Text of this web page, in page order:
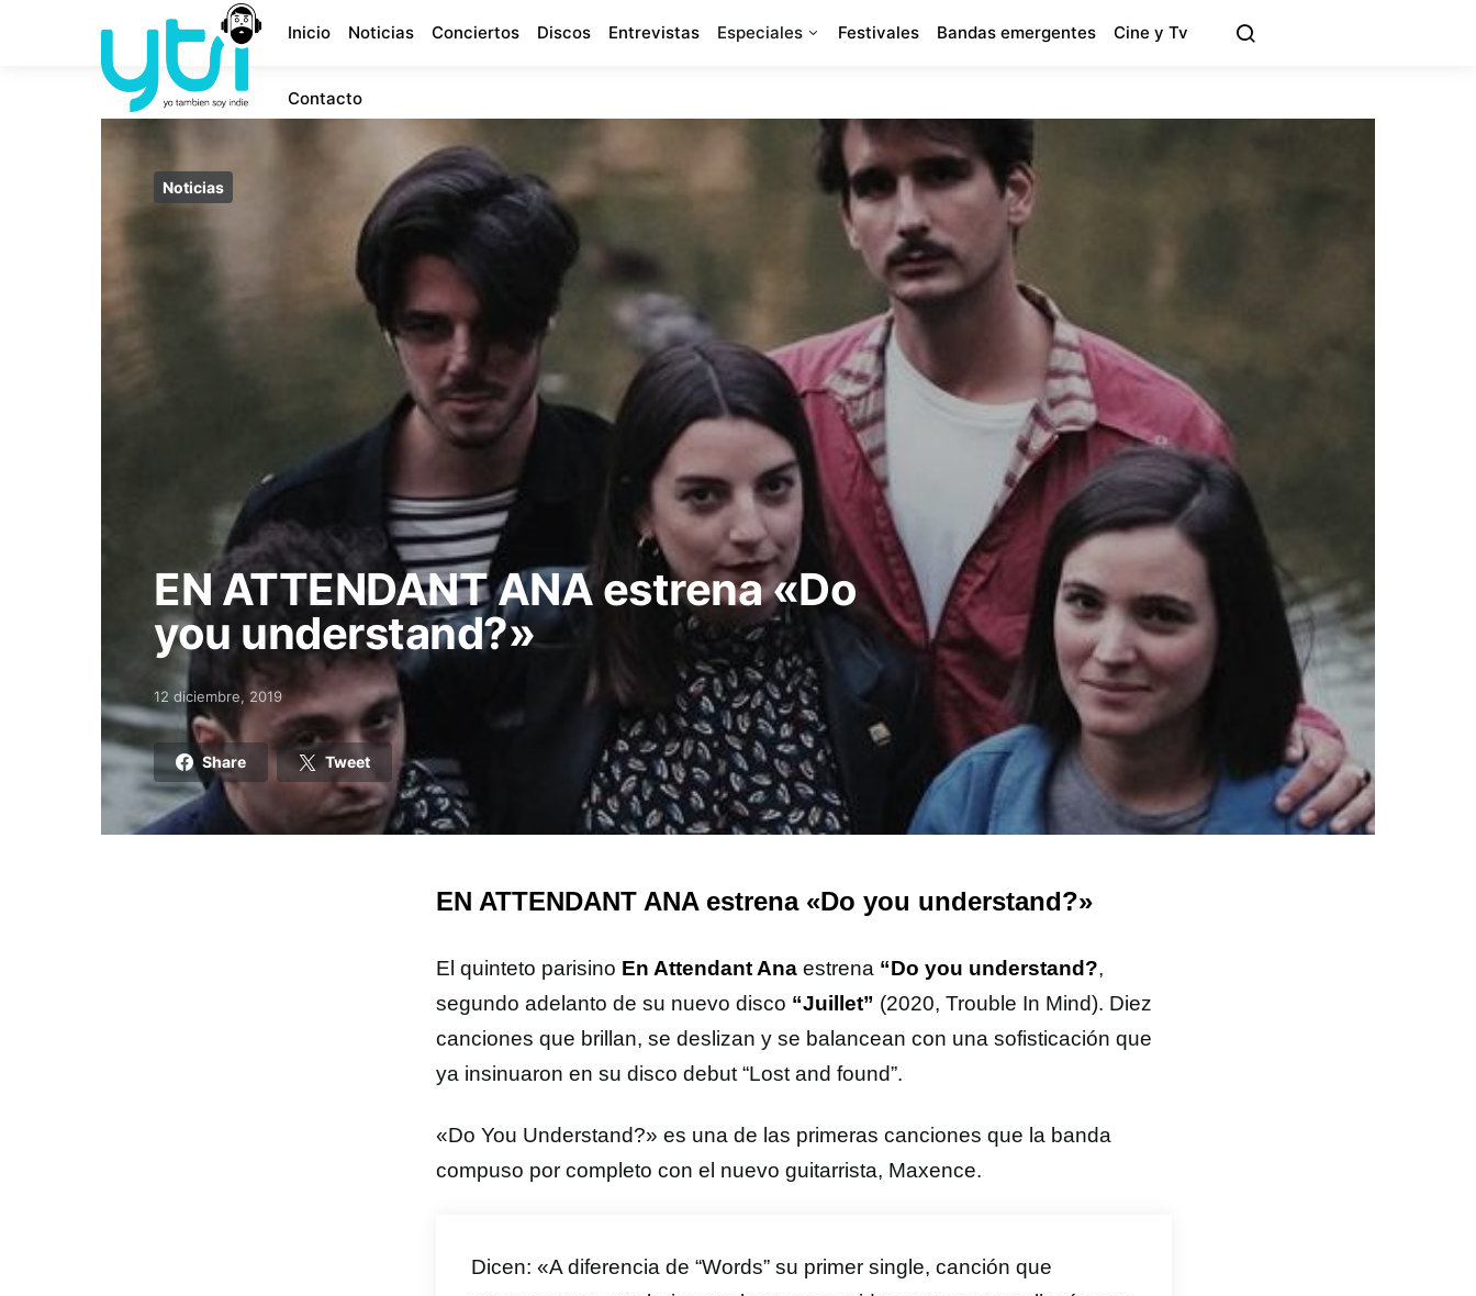
Inicio Noticias Conciertos Discos Entrevistas Especiales Festivales Bandas emergentes Cine y Tv
Contacto
Noticias
EN ATTENDANT ANA estrena «Do
you understand?»
Posted on
12 diciembre, 2019
Share Tweet
EN ATTENDANT ANA estrena «Do you understand?»
El quinteto parisino En Attendant Ana estrena “Do you understand?,
segundo adelanto de su nuevo disco “Juillet” (2020, Trouble In Mind). Diez
canciones que brillan, se deslizan y se balancean con una sofisticación que
ya insinuaron en su disco debut “Lost and found”.
«Do You Understand?» es una de las primeras canciones que la banda
compuso por completo con el nuevo guitarrista, Maxence.
Dicen: «A diferencia de “Words” su primer single, canción que